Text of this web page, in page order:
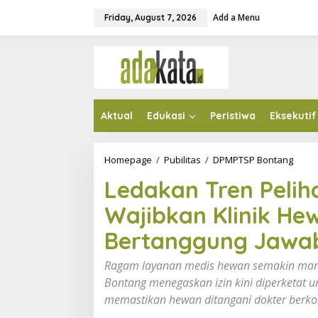
Friday, August 7, 2026 Add a Menu
Aktual Edukasi Peristiwa Eksekutif
Homepage / Pubilitas / DPMPTSP Bontang
d
a
k
a
n
T
r
n
P
Ledakan Tren
Wajibkan Klinik
Bertanggung
Ragam layanan medis hewan semakin
Bontang menegaskan izin kini diperketat
memastikan hewan ditangani dokter